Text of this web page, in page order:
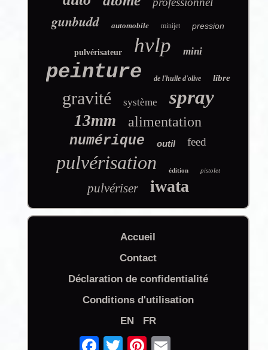
gunbudd automobile minijet pression
pulvérisateur hvlp mini
peinture de l'huile d'olive libre
gravité système spray
13mm
alimentation
numérique
outil feed
pulvérisation édition pistolet
pulvériser iwata
Accueil
Contact
Déclaration de confidentialité
Conditions d'utilisation
EN
FR